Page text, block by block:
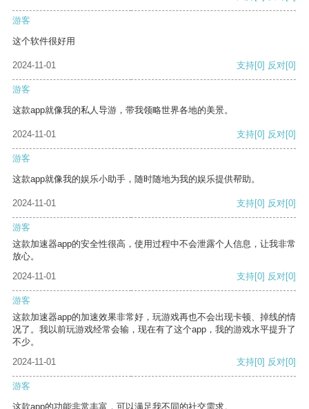
游客
这个软件很好用
2024-11-01 支持[0] 反对[0]
游客
这款app就像我的私人导游，带我领略世界各地的美景。
2024-11-01 支持[0] 反对[0]
游客
这款app就像我的娱乐小助手，随时随地为我的娱乐提供帮助。
2024-11-01 支持[0] 反对[0]
游客
这款加速器app的安全性很高，使用过程中不会泄露个人信息，让我非常
放心。
2024-11-01
支持[0] 反对[0]
游客
这款加速器app的加速效果非常好，玩游戏再也不会出现卡顿、掉线的情
况了。我以前玩游戏经常会输，现在有了这个app，我的游戏水平提升了
不少。
2024-11-01
支持[0] 反对[0]
游客
这款app的功能非常丰富，可以满足我不同的社交需求。